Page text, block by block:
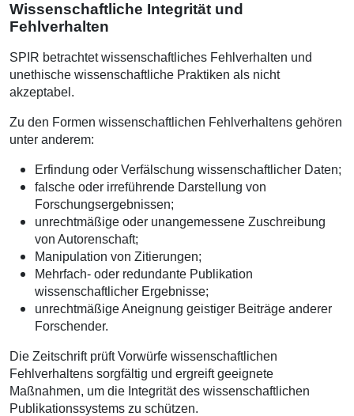
Wissenschaftliche Integrität und
Fehlverhalten
SPIR betrachtet wissenschaftliches Fehlverhalten und
unethische wissenschaftliche Praktiken als nicht
akzeptabel.
Zu den Formen wissenschaftlichen Fehlverhaltens gehören
unter anderem:
Erfindung oder Verfälschung wissenschaftlicher Daten;
falsche oder irreführende Darstellung von
Forschungsergebnissen;
unrechtmäßige oder unangemessene Zuschreibung
von Autorenschaft;
Manipulation von Zitierungen;
Mehrfach- oder redundante Publikation
wissenschaftlicher Ergebnisse;
unrechtmäßige Aneignung geistiger Beiträge anderer
Forschender.
Die Zeitschrift prüft Vorwürfe wissenschaftlichen
Fehlverhaltens sorgfältig und ergreift geeignete
Maßnahmen, um die Integrität des wissenschaftlichen
Publikationssystems zu schützen.